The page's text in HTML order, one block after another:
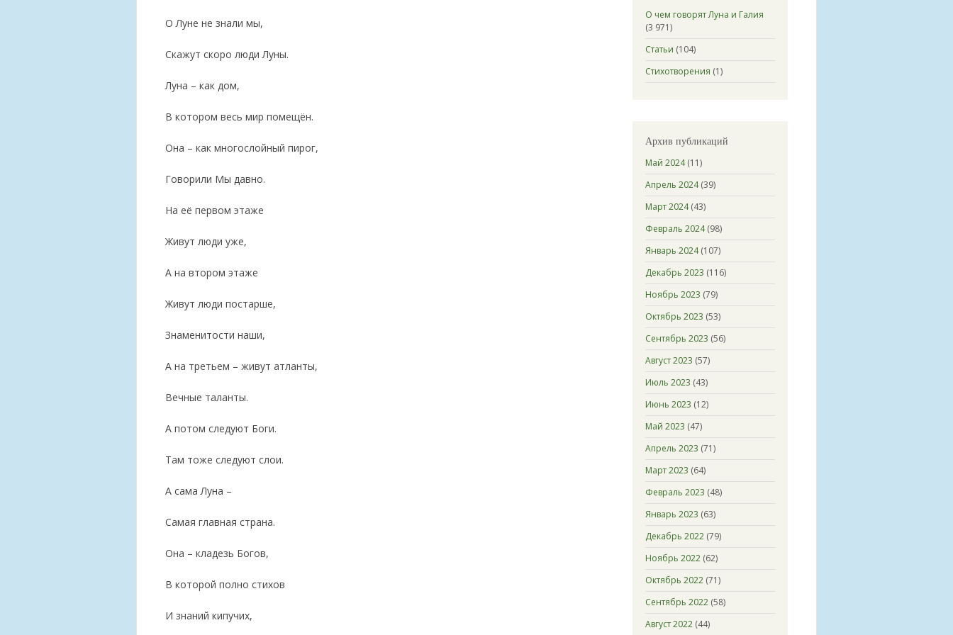
О Луне не знали мы,
Скажут скоро люди Луны.
Луна – как дом,
В котором весь мир помещён.
Она – как многослойный пирог,
Говорили Мы давно.
На её первом этаже
Живут люди уже,
А на втором этаже
Живут люди постарше,
Знаменитости наши,
А на третьем – живут атланты,
Вечные таланты.
А потом следуют Боги.
Там тоже следуют слои.
А сама Луна –
Самая главная страна.
Она – кладезь Богов,
В которой полно стихов
И знаний кипучих,
О чем говорят Луна и Галия
(3 971)
Статьи (104)
Стихотворения (1)
Архив публикаций
Май 2024(11)
Апрель 2024(39)
Март 2024(43)
Февраль 2024(98)
Январь 2024(107)
Декабрь 2023 (116)
Ноябрь 2023 (79)
Октябрь 2023 (53)
Сентябрь 2023 (56)
Август 2023 (57)
Июль 2023 (43)
Июнь 2023 (12)
Май 2023 (47)
Апрель 2023 (71)
Март 2023 (64)
Февраль 2023 (48)
Январь 2023 (63)
Декабрь 2022(79)
Ноябрь 2022(62)
Октябрь 2022(71)
Сентябрь 2022(58)
Август 2022(44)